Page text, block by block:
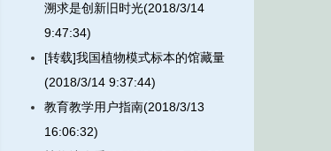
溯求是创新旧时光(2018/3/14
9:47:34)
[转载]我国植物模式标本的馆藏量
(2018/3/14 9:37:44)
教育教学用户指南(2018/3/13
16:06:32)